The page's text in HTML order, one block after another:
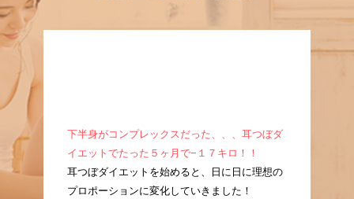
つ
痩
下半身がコンプレックスだった、、、耳つぼダ
イエットでたった５ヶ月で−１７キロ！！
耳つぼダイエットを始めると、日に日に理想の
プロポーションに変化していきました！